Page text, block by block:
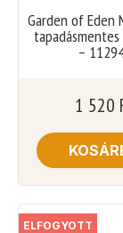
Garden of Eden
–
1 520
ELFOGYOTT